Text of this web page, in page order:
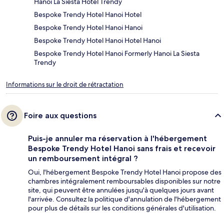
Bespoke Trendy Hotel Hanoi Hotel
Bespoke Trendy Hotel Hanoi Hanoi
Bespoke Trendy Hotel Hanoi Hotel Hanoi
Bespoke Trendy Hotel Hanoi Formerly Hanoi La Siesta
Trendy
Informations sur le droit de rétractation
Foire aux questions
Puis-je annuler ma réservation à l'hébergement
Bespoke Trendy Hotel Hanoi sans frais et recevoir
un remboursement intégral ?
Oui, l'hébergement Bespoke Trendy Hotel Hanoi propose des
chambres intégralement remboursables disponibles sur notre
site, qui peuvent être annulées jusqu'à quelques jours avant
l'arrivée. Consultez la politique d'annulation de l'hébergement
pour plus de détails sur les conditions générales d'utilisation.